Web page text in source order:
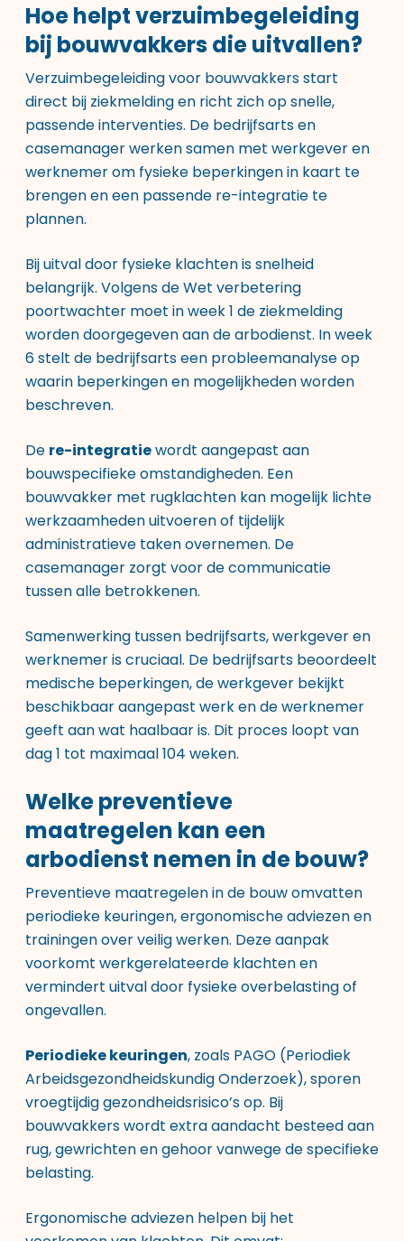
Hoe helpt verzuimbegeleiding
bij bouwvakkers die uitvallen?
Verzuimbegeleiding voor bouwvakkers start
direct bij ziekmelding en richt zich op snelle,
passende interventies. De bedrijfsarts en
casemanager werken samen met werkgever en
werknemer om fysieke beperkingen in kaart te
brengen en een passende re-integratie te
plannen.
Bij uitval door fysieke klachten is snelheid
belangrijk. Volgens de Wet verbetering
poortwachter moet in week 1 de ziekmelding
worden doorgegeven aan de arbodienst. In week
6 stelt de bedrijfsarts een probleemanalyse op
waarin beperkingen en mogelijkheden worden
beschreven.
De re-integratiewordt aangepast aan
bouwspecifieke omstandigheden. Een
bouwvakker met rugklachten kan mogelijk lichte
werkzaamheden uitvoeren of tijdelijk
administratieve taken overnemen. De
casemanager zorgt voor de communicatie
tussen alle betrokkenen.
Samenwerking tussen bedrijfsarts, werkgever en
werknemer is cruciaal. De bedrijfsarts beoordeelt
medische beperkingen, de werkgever bekijkt
beschikbaar aangepast werk en de werknemer
geeft aan wat haalbaar is. Dit proces loopt van
dag 1 tot maximaal 104 weken.
Welke preventieve
maatregelen kan een
arbodienst nemen in de bouw?
Preventieve maatregelen in de bouw omvatten
periodieke keuringen, ergonomische adviezen en
trainingen over veilig werken. Deze aanpak
voorkomt werkgerelateerde klachten en
vermindert uitval door fysieke overbelasting of
ongevallen.
Periodieke keuringen, zoals PAGO (Periodiek
Arbeidsgezondheidskundig Onderzoek), sporen
vroegtijdig gezondheidsrisico’s op. Bij
bouwvakkers wordt extra aandacht besteed aan
rug, gewrichten en gehoor vanwege de specifieke
belasting.
Ergonomische adviezen helpen bij het